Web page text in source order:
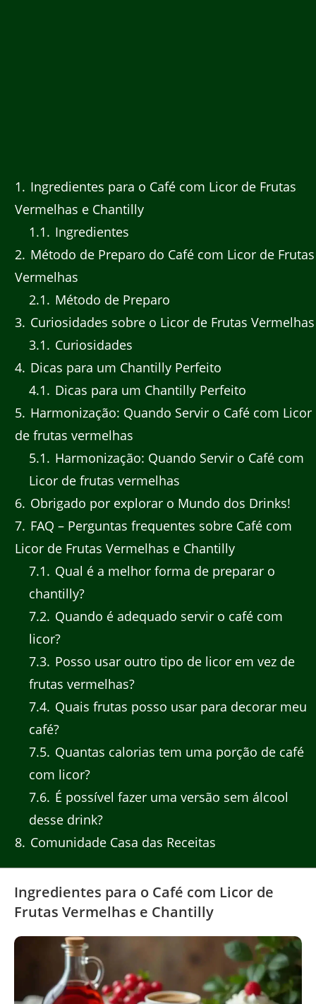
1
Ingredientes para o Café com Licor de Frutas
Vermelhas e Chantilly
1.1
Ingredientes
2 Método de Preparo do Café com Licor de Frutas
Vermelhas
2.1
Método de Preparo
3 Curiosidades sobre o Licor de Frutas Vermelhas
3.1
Curiosidades
4 Dicas para um Chantilly Perfeito
4.1
Dicas para um Chantilly Perfeito
5 Harmonização: Quando Servir o Café com Licor
de frutas vermelhas
5.1
Harmonização: Quando Servir o Café com
Licor de frutas vermelhas
6 Obrigado por explorar o Mundo dos Drinks!
7 FAQ – Perguntas frequentes sobre Café com
Licor de Frutas Vermelhas e Chantilly
7.1
Qual é a melhor forma de preparar o
chantilly?
7.2 Quando é adequado servir o café com
licor?
7.3 Posso usar outro tipo de licor em vez de
frutas vermelhas?
7.4 Quais frutas posso usar para decorar meu
café?
7.5 Quantas calorias tem uma porção de café
com licor?
7.6 É possível fazer uma versão sem álcool
desse drink?
8 Comunidade Casa das Receitas
Ingredientes para o Café com Licor de
Frutas Vermelhas e Chantilly